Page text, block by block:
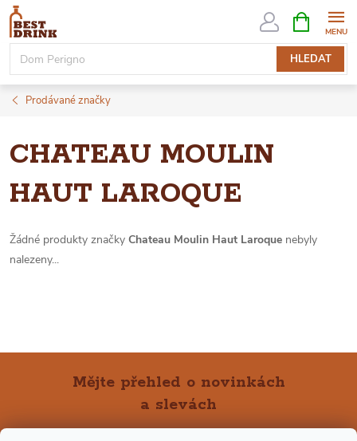
Přejít
obsah
HLEDAT
NÁKUPNÍ
KOŠÍK
Prodávané značky
CHATEAU MOULIN
HAUT LAROQUE
Žádné produkty značky Chateau Moulin Haut Laroque nebyly
nalezeny...
Z
Mějte přehled o novinkách
a slevách